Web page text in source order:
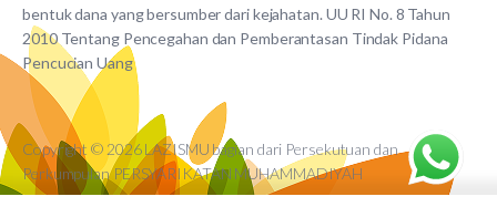
bentuk dana yang bersumber dari kejahatan. UU RI No. 8 Tahun
2010 Tentang Pencegahan dan Pemberantasan Tindak Pidana
Pencucian Uang
Copyright © 2026 LAZISMU bagian dari Persekutuan dan
Perkumpulan PERSYARIKATAN MUHAMMADIYAH